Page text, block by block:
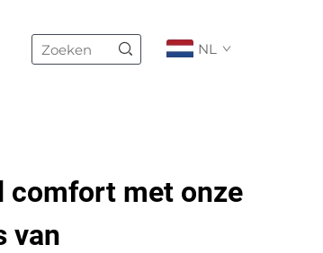
NL
comfort met onze
van